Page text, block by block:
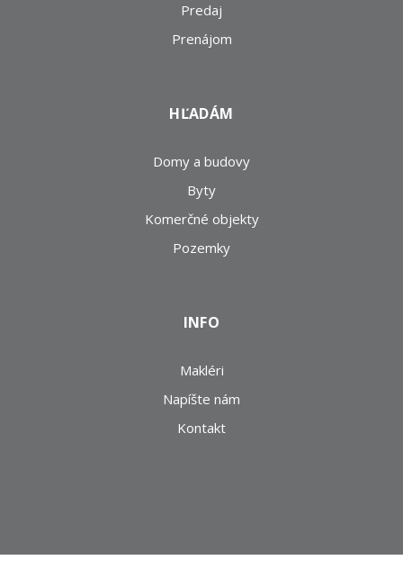
Predaj
Prenájom
HĽADÁM
Domy a budovy
Byty
Komerčné objekty
Pozemky
INFO
Makléri
Napíšte nám
Kontakt